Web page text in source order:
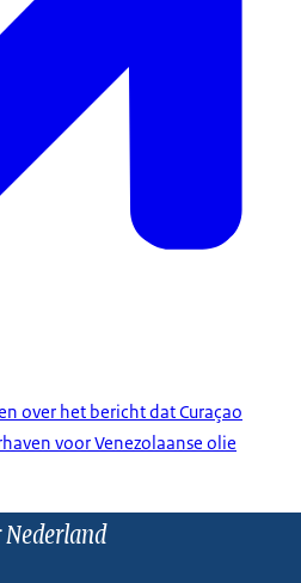
over het bericht dat Curaçao
voor Venezolaanse olie